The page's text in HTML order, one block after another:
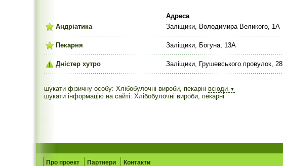
Адреса
Андріатика
Заліщики, Володимира Великого, 1А
Пекарня Заліщики, Богуна, 13А
Дністер хутро Заліщики, Грушевського провулок, 28
шукати фізичну особу: Хлібобулочні вироби, пекарні всюди ▼
шукати інформацію на сайті: Хлібобулочні вироби, пекарні
Про проект Партнери Контакти